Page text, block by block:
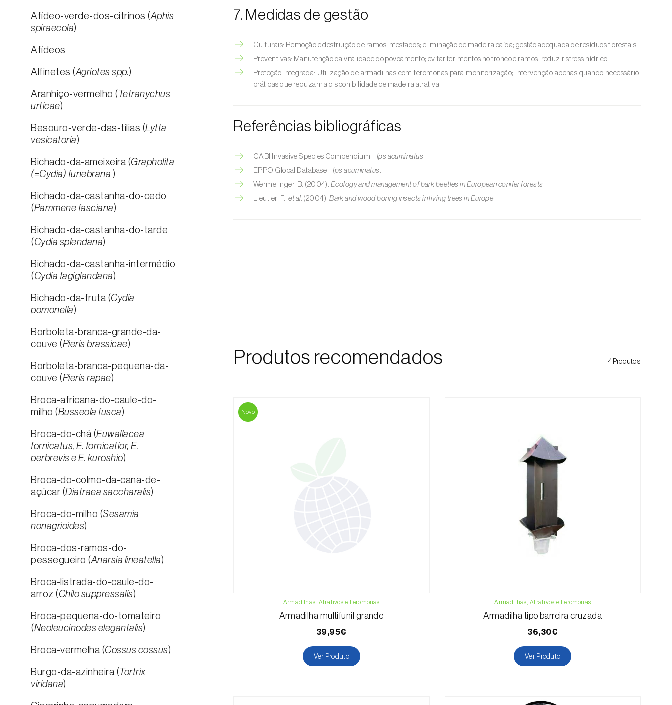
Afídeo-verde-dos-citrinos (Aphis
spiraecola)
Afídeos
Alfinetes (Agriotes spp.)
Aranhiço-vermelho ( Tetranychus
urticae)
Besouro‑verde‑das‑tílias (Lytta
vesicatoria)
Bichado-da-ameixeira (Grapholita
(=Cydia) funebrana )
Bichado-da-castanha-do-cedo
(Pammene fasciana)
Bichado-da-castanha-do-tarde
(Cydia splendana)
Bichado-da-castanha-intermédio
(Cydia fagiglandana)
Bichado-da-fruta (Cydia
pomonella)
Borboleta-branca-grande-da-
couve (Pieris brassicae)
Borboleta-branca-pequena-da-
couve (Pieris rapae)
Broca-africana-do-caule-do-
milho (Busseola fusca)
Broca-do-chá (Euwallacea
fornicatus, E. fornicatior, E.
perbrevis e E. kuroshio)
Broca-do-colmo-da-cana-de-
açúcar (Diatraea saccharalis)
Broca-do-milho (Sesamia
nonagrioides)
Broca-dos-ramos-do-
pessegueiro (Anarsia lineatella)
Broca-listrada-do-caule-do-
arroz (Chilo suppressalis)
Broca-pequena-do-tomateiro
(Neoleucinodes elegantalis)
Broca-vermelha (Cossus cossus)
Burgo-da-azinheira ( Tortrix
viridana)
7. Medidas de gestão
Culturais: Remoção e destruição de ramos infestados; eliminação de madeira caída; gestão adequada de resíduos florestais.
Preventivas: Manutenção da vitalidade do povoamento; evitar ferimentos no tronco e ramos; reduzir stress hídrico.
Proteção integrada: Utilização de armadilhas com feromonas para monitorização; intervenção apenas quando necessário;
práticas que reduzam a disponibilidade de madeira atrativa.
Referências bibliográficas
CABI Invasive Species Compendium – Ips acuminatus
EPPO Global Database –Ips acuminatus
Wermelinger, B. (2004). Ecology and management of bark beetles in European conifer forests
Lieutier, F.,et al. (2004).Bark and wood boring insects in living trees in Europe
Produtos recomendados 4Produtos
Novo
Armadilhas, Atrativos e Feromonas
Armadilha multifunil grande
39,95€
Ver Produto
Armadilhas, Atrativos e Feromonas
Armadilha tipo barreira cruzada
36,30€
Ver Produto